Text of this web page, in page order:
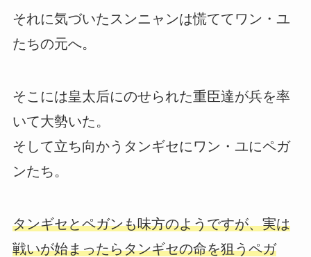
それに気づいたスンニャンは慌ててワン・ユ
たちの元へ。
そこには皇太后にのせられた重臣達が兵を率
いて大勢いた。
そして立ち向かうタンギセにワン・ユにペガ
ンたち。
タンギセとペガンも味方のようですが、実は
戦いが始まったらタンギセの命を狙うペガ